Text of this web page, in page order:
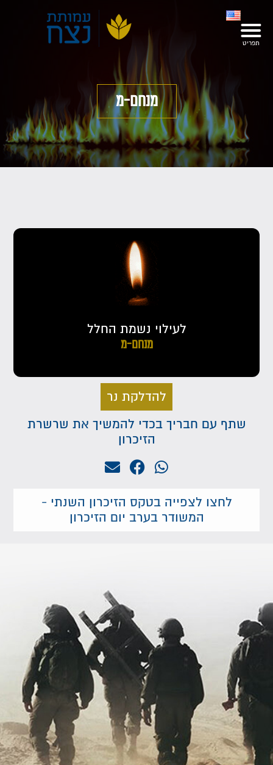
מנחם-מ
לעילוי נשמת החלל
מנחם-מ
להדלקת נר
שתף עם חבריך בכדי להמשיך את שרשרת
הזיכרון
לחצו לצפייה בטקס הזיכרון השנתי -
המשודר בערב יום הזיכרון